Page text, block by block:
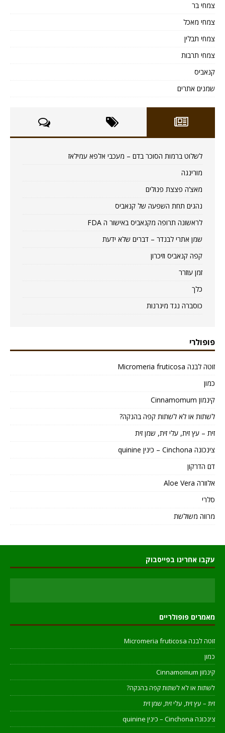
צמחי בר
צמחי מאכל
צמחי תבלין
צמחי תרבות
קנאביס
שמנים אתרים
לשלוט ברמות הסוכר בדם – מעכבי אלפא עמילאז
מורינגה
מאצ’ה פצצת פנולים
נהגים תחת השפעה של קנאביס
לראשונה תרופה מקנאביס באישור ה FDA
שמן אתרי לבנדר – דברים שלא ידעת
קפה קנאביס וזיכרון
זמן עוזרר
כלך
כוסברה נגד מיגרנות
פופולרי
זוטה לבנה Micromeria fruticosa
כמון
קינמון Cinnamomum
לשתות או לא לשתות קפה בהנקה?
זית – עץ זית, עלי זית, שמן זית
צינכונה Cinchona – כינין quinine
דם הדרקון
אלוורה Aloe Vera
סלרי
מרווה משולשת
עקבו אחרינו בפייסבוק
מאמרים פופולריים
זוטה לבנה Micromeria fruticosa
כמון
קינמון Cinnamomum
לשתות או לא לשתות קפה בהנקה?
זית – עץ זית, עלי זית, שמן זית
צינכונה Cinchona – כינין quinine